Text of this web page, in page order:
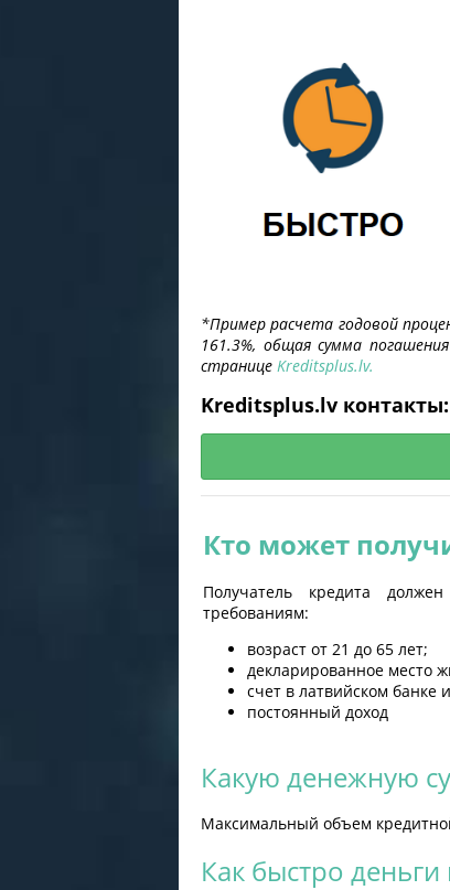
*Пример расчета годовой
161.3%, общая сумма
странице Kreditsplus.lv.
Kreditsplus.lv контакты:
Кто может
Получатель кредита
требованиям:
возраст от 21 до 65 лет;
декларированное место
счет в латвийском банке
постоянный доход
Какую денежную
Максимальный объем
Как быстро